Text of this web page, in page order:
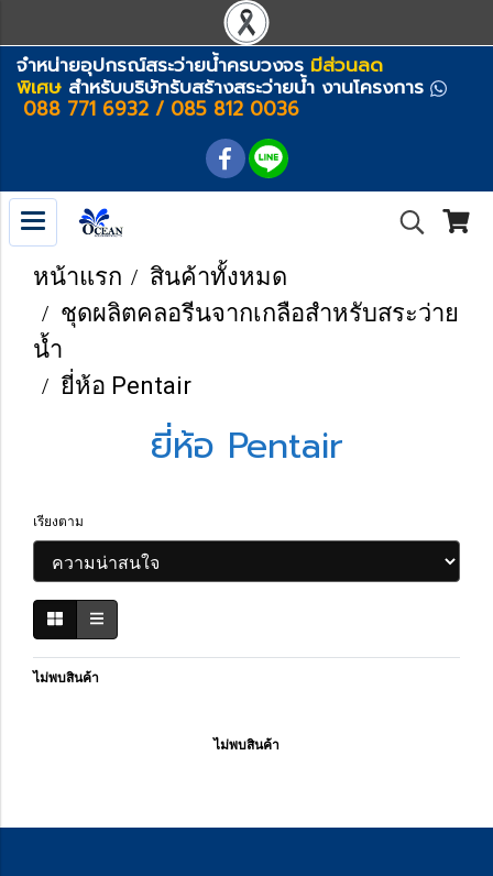
จำหน่ายอุปกรณ์สระว่ายน้ำครบวงจร มีส่วนลด
พิเศษ สำหรับบริษัทรับสร้างสระว่ายน้ำ งานโครงการ
088 771 6932 / 085 812 0036
หน้าแรก
สินค้าทั้งหมด
ชุดผลิตคลอรีนจากเกลือสำหรับสระว่าย
น้ำ
ยี่ห้อ Pentair
ยี่ห้อ Pentair
เรียงตาม
ไม่พบสินค้า
ไม่พบสินค้า